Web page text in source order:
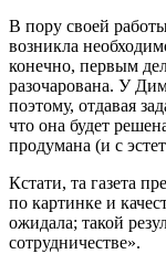
В пору своей
возникла
конечно, первым
разочарована. У
поэтому, отдавая
что она будет
продумана (и с
Кстати, та газета
по картинке и
ожидала; такой
сотрудничестве».